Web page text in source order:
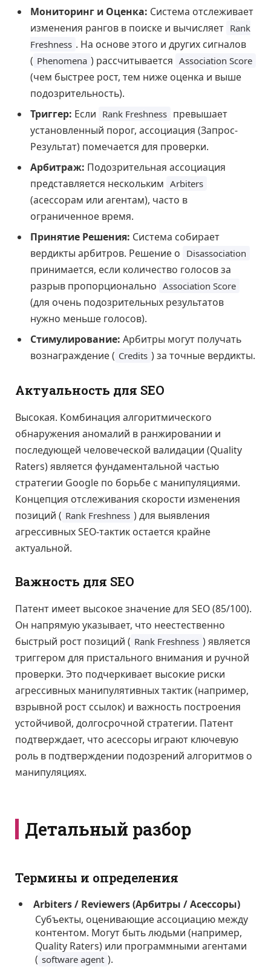
Мониторинг и Оценка: Система отслеживает
изменения рангов в поиске и вычисляет Rank
Freshness . На основе этого и других сигналов
( Phenomena ) рассчитывается Association Score
(чем быстрее рост, тем ниже оценка и выше
подозрительность).
Триггер: Если Rank Freshness превышает
установленный порог, ассоциация (Запрос-
Результат) помечается для проверки.
Арбитраж: Подозрительная ассоциация
представляется нескольким Arbiters
(асессорам или агентам), часто в
ограниченное время.
Принятие Решения: Система собирает
вердикты арбитров. Решение о Disassociation
принимается, если количество голосов за
разрыв пропорционально Association Score
(для очень подозрительных результатов
нужно меньше голосов).
Стимулирование: Арбитры могут получать
вознаграждение ( Credits ) за точные вердикты.
Актуальность для SEO
Высокая. Комбинация алгоритмического
обнаружения аномалий в ранжировании и
последующей человеческой валидации (Quality
Raters) является фундаментальной частью
стратегии Google по борьбе с манипуляциями.
Концепция отслеживания скорости изменения
позиций ( Rank Freshness ) для выявления
агрессивных SEO-тактик остается крайне
актуальной.
Важность для SEO
Патент имеет высокое значение для SEO (85/100).
Он напрямую указывает, что неестественно
быстрый рост позиций ( Rank Freshness ) является
триггером для пристального внимания и ручной
проверки. Это подчеркивает высокие риски
агрессивных манипулятивных тактик (например,
взрывной рост ссылок) и важность построения
устойчивой, долгосрочной стратегии. Патент
подтверждает, что асессоры играют ключевую
роль в подтверждении подозрений алгоритмов о
манипуляциях.
Детальный разбор
Термины и определения
Arbiters / Reviewers (Арбитры / Асессоры)
Субъекты, оценивающие ассоциацию между
контентом. Могут быть людьми (например,
Quality Raters) или программными агентами
( software agent ).